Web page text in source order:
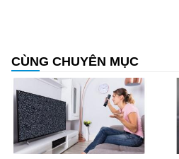
CÙNG CHUYÊN MỤC